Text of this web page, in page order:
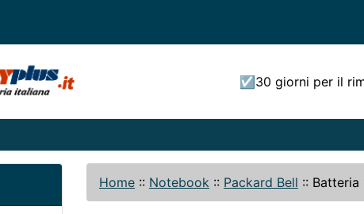
☑30 giorni per il
Home :: Notebook :: Packard Bell :: Batteria